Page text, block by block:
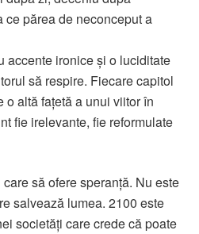
părea de neconceput a
accente ironice și o luciditate
să respire. Fiecare capitol
o altă fațetă a unui viitor în
fie irelevante, fie reformulate
să ofere speranță. Nu este
salvează lumea. 2100 este
societăți care crede că poate